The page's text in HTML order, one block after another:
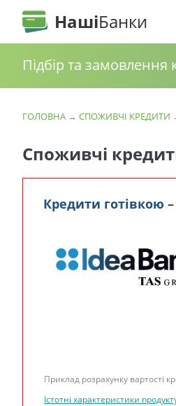
НашіБанки
Підбір та замовлення
ГОЛОВНА → СПОЖИВЧІ КРЕДИТИ
Споживчі
Кредити готівкою
Приклад розрахунку вартості
Істотні характеристики